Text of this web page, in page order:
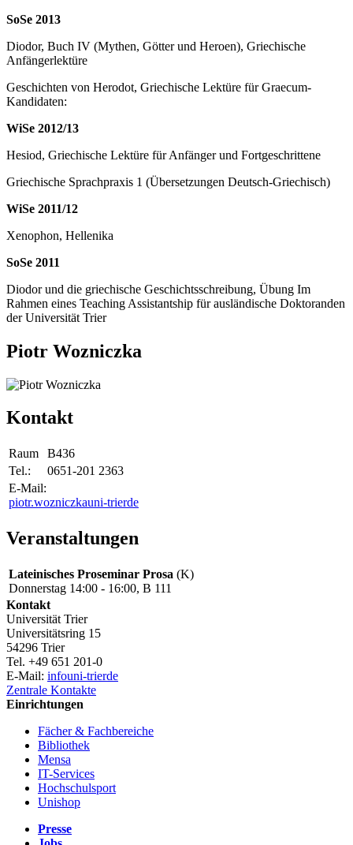
SoSe 2013
Diodor, Buch IV (Mythen, Götter und Heroen), Griechische
Anfängerlektüre
Geschichten von Herodot, Griechische Lektüre für Graecum-
Kandidaten:
WiSe 2012/13
Hesiod, Griechische Lektüre für Anfänger und Fortgeschrittene
Griechische Sprachpraxis 1 (Übersetzungen Deutsch-Griechisch)
WiSe 2011/12
Xenophon, Hellenika
SoSe 2011
Diodor und die griechische Geschichtsschreibung, Übung Im
Rahmen eines Teaching Assistantship für ausländische Doktoranden
der Universität Trier
Piotr Wozniczka
Kontakt
Raum
B436
Tel.:
0651-201 2363
E-Mail:
piotr.wozniczkauni-trierde
Veranstaltungen
Lateinisches Proseminar Prosa (K)
Donnerstag 14:00 - 16:00, B 111
Kontakt
Universität Trier
Universitätsring 15
54296 Trier
Tel. +49 651 201-0
E-Mail: infouni-trierde
Zentrale Kontakte
Einrichtungen
Fächer & Fachbereiche
Bibliothek
Mensa
IT-Services
Hochschulsport
Unishop
Presse